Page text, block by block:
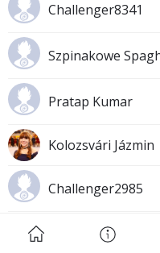
Challenger8341
Szpinakowe
Pratap Kumar
Kolozsvári Jázmin
Challenger2985
Challenger8515
Download
Challenge Achieved is
network. Start creating
make new habits!
Skip